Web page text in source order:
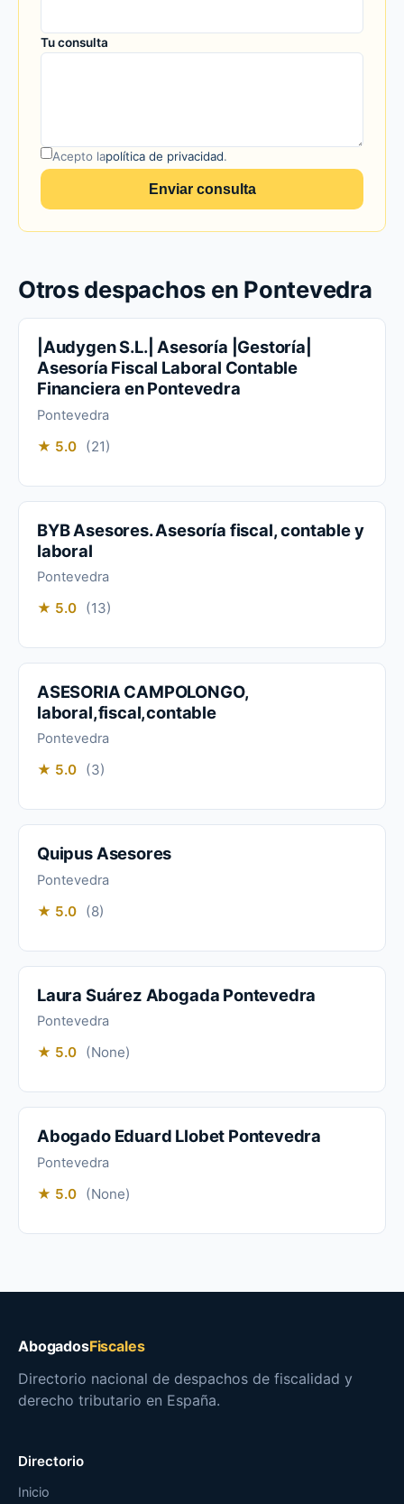
Tu consulta
Acepto lapolítica de privacidad.
Enviar consulta
Otros despachos en Pontevedra
|Audygen S.L.| Asesoría |Gestoría|
Asesoría Fiscal Laboral Contable
Financiera en Pontevedra
Pontevedra
★ 5.0 (21)
BYB Asesores. Asesoría fiscal, contable y
laboral
Pontevedra
★ 5.0 (13)
ASESORIA CAMPOLONGO,
laboral,fiscal,contable
Pontevedra
★ 5.0 (3)
Quipus Asesores
Pontevedra
★ 5.0 (8)
Laura Suárez Abogada Pontevedra
Pontevedra
★ 5.0 (None)
Abogado Eduard Llobet Pontevedra
Pontevedra
★ 5.0 (None)
AbogadosFiscales
Directorio nacional de despachos de fiscalidad y
derecho tributario en España.
Directorio
Inicio